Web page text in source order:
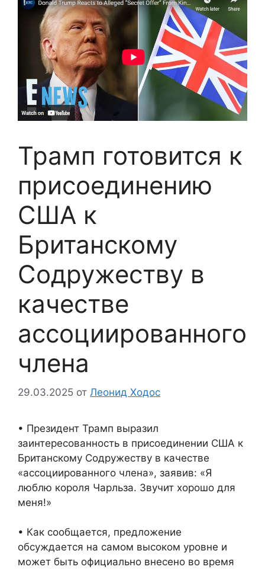
Трамп готовится к
присоединению
США к
Британскому
Содружеству в
качестве
ассоциированного
члена
29.03.2025 от Леонид Ходос
• Президент Трамп выразил
заинтересованность в присоединении США к
Британскому Содружеству в качестве
«ассоциированного члена», заявив: «Я
люблю короля Чарльза. Звучит хорошо для
меня!»
• Как сообщается, предложение
обсуждается на самом высоком уровне и
может быть официально внесено во время